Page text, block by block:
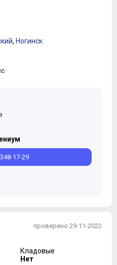
, Ногинск
17-29
проверено 29-11-2022
Кладовые
Нет